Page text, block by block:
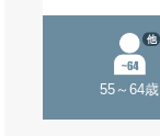
55～64歳
他